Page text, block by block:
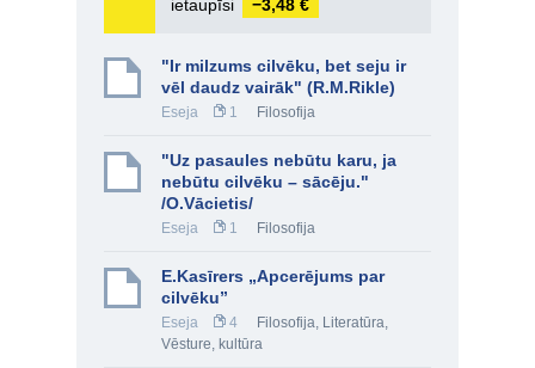
ietaupīsi
−3,48 €
"Ir milzums cilvēku, bet seju ir
vēl daudz vairāk" (R.M.Rikle)
Eseja 1 Filosofija
"Uz pasaules nebūtu karu, ja
nebūtu cilvēku – sācēju."
/O.Vācietis/
Eseja 1 Filosofija
E.Kasīrers „Apcerējums par
cilvēku”
Eseja 4 Filosofija, Literatūra,
Vēsture, kultūra